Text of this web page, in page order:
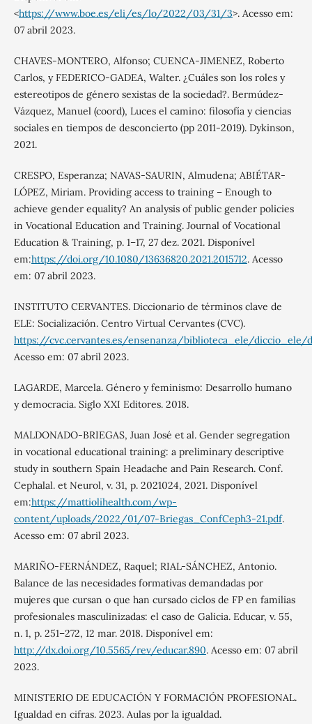
<https://www.boe.es/eli/es/lo/2022/03/31/3>. Acesso em:
07 abril 2023.
CHAVES-MONTERO, Alfonso; CUENCA-JIMENEZ, Roberto
Carlos, y FEDERICO-GADEA, Walter. ¿Cuáles son los roles y
estereotipos de género sexistas de la sociedad?. Bermúdez-
Vázquez, Manuel (coord), Luces el camino: filosofía y ciencias
sociales en tiempos de desconcierto (pp 2011-2019). Dykinson,
2021.
CRESPO, Esperanza; NAVAS-SAURIN, Almudena; ABIÉTAR-
LÓPEZ, Miriam. Providing access to training – Enough to
achieve gender equality? An analysis of public gender policies
in Vocational Education and Training. Journal of Vocational
Education & Training, p. 1–17, 27 dez. 2021. Disponível
em:https://doi.org/10.1080/13636820.2021.2015712. Acesso
em: 07 abril 2023.
INSTITUTO CERVANTES. Diccionario de términos clave de
ELE: Socialización. Centro Virtual Cervantes (CVC).
https://cvc.cervantes.es/ensenanza/biblioteca_ele/diccio_ele/
Acesso em: 07 abril 2023.
LAGARDE, Marcela. Género y feminismo: Desarrollo humano
y democracia. Siglo XXI Editores. 2018.
MALDONADO-BRIEGAS, Juan José et al. Gender segregation
in vocational educational training: a preliminary descriptive
study in southern Spain Headache and Pain Research. Conf.
Cephalal. et Neurol, v. 31, p. 2021024, 2021. Disponível
em:https://mattiolihealth.com/wp-
content/uploads/2022/01/07-Briegas_ConfCeph3-21.pdf.
Acesso em: 07 abril 2023.
MARIÑO-FERNÁNDEZ, Raquel; RIAL-SÁNCHEZ, Antonio.
Balance de las necesidades formativas demandadas por
mujeres que cursan o que han cursado ciclos de FP en familias
profesionales masculinizadas: el caso de Galicia. Educar, v. 55,
n. 1, p. 251–272, 12 mar. 2018. Disponível em:
http://dx.doi.org/10.5565/rev/educar.890. Acesso em: 07 abril
2023.
MINISTERIO DE EDUCACIÓN Y FORMACIÓN PROFESIONAL.
Igualdad en cifras. 2023. Aulas por la igualdad.